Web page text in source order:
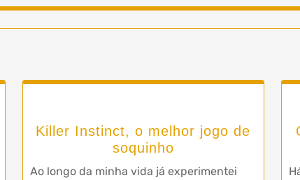
Killer Instinct, o melhor jogo de
soquinho
Ao longo da minha vida já experimentei